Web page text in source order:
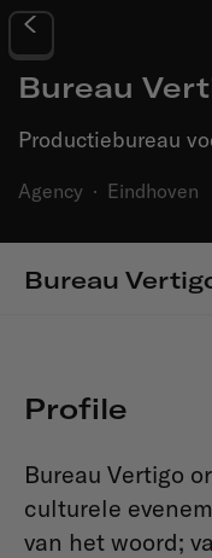
Bureau
Productiebureau
Agency · Eindhoven
Bureau
Profile
Bureau Vertigo
culturele
van het woord;